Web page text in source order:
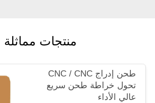
PRIVACY
POLICY
منتجات مماثلة
طحن إدراج CNC / CNC
تحول خراطة طحن سريع
عالي الأداء